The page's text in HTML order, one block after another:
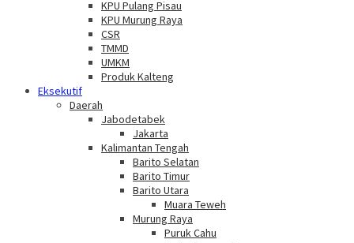
KPU Pulang Pisau
KPU Murung Raya
CSR
TMMD
UMKM
Produk Kalteng
Eksekutif
Daerah
Jabodetabek
Jakarta
Kalimantan Tengah
Barito Selatan
Barito Timur
Barito Utara
Muara Teweh
Murung Raya
Puruk Cahu